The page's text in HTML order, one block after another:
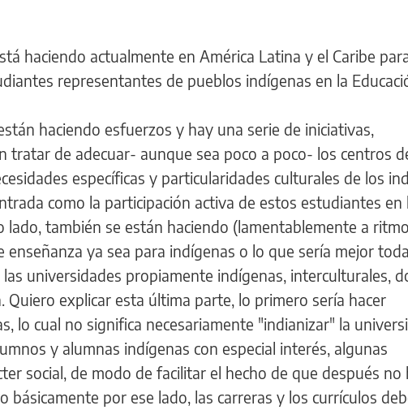
haciendo actualmente en América Latina y el Caribe
representantes de pueblos indígenas en la
haciendo esfuerzos y hay una serie de iniciativas,
tratar de adecuar- aunque sea poco a poco- los centros
específicas y particularidades culturales de los
como la participación activa de estos estudiantes en
lado, también se están haciendo (lamentablemente a
enseñanza ya sea para indígenas o lo que sería mejor
universidades propiamente indígenas, interculturales,
Quiero explicar esta última parte, lo primero sería hacer
lo cual no significa necesariamente "indianizar" la
y alumnas indígenas con especial interés, algunas
social, de modo de facilitar el hecho de que después no
básicamente por ese lado, las carreras y los currículos